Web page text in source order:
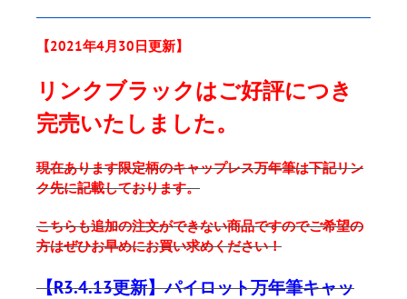
【2021年4月30日更新】
リンクブラックはご好評につき
完売いたしました。
現在あります限定柄のキャップレス万年筆は下記リン
ク先に記載しております。
こちらも追加の注文ができない商品ですのでご希望の
方はぜひお早めにお買い求めください！
【R3.4.13更新】パイロット万年筆キャッ